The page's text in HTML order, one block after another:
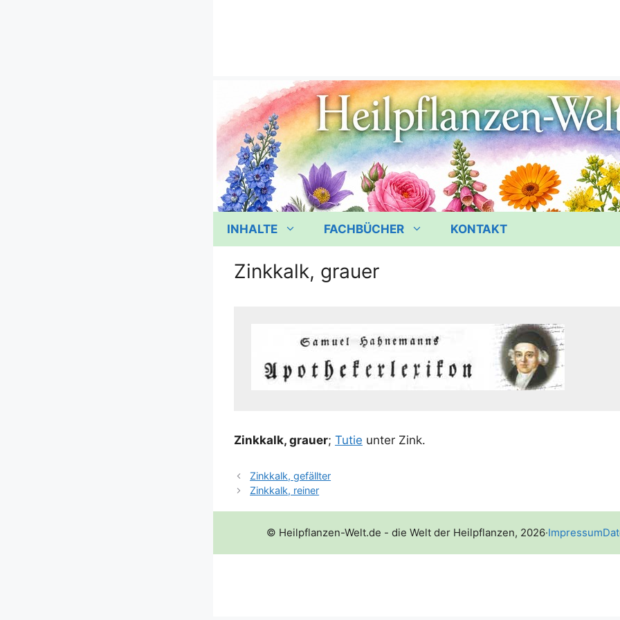
INHALTE FACHBÜCHER KONTAKT
Zinkkalk, grauer
Zink­kalk, grau­er; Tutie unter Zink.
Zinkkalk, gefällter
Zinkkalk, reiner
© Heilpflanzen-Welt.de - die Welt der Heilpflanzen, 2026·Impressum